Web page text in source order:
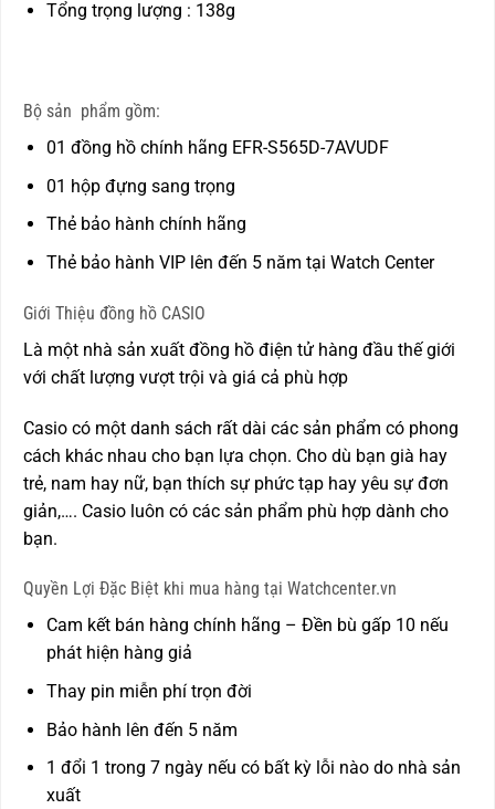
Tổng trọng lượng : 138g
Bộ sản phẩm gồm:
01 đồng hồ chính hãng EFR-S565D-7AVUDF
01 hộp đựng sang trọng
Thẻ bảo hành chính hãng
Thẻ bảo hành VIP lên đến 5 năm tại Watch Center
Giới Thiệu đồng hồ CASIO
Là một nhà sản xuất đồng hồ điện tử hàng đầu thế giới
với chất lượng vượt trội và giá cả phù hợp
Casio có một danh sách rất dài các sản phẩm có phong
cách khác nhau cho bạn lựa chọn. Cho dù bạn già hay
trẻ, nam hay nữ, bạn thích sự phức tạp hay yêu sự đơn
giản,…. Casio luôn có các sản phẩm phù hợp dành cho
bạn.
Quyền Lợi Đặc Biệt khi mua hàng tại Watchcenter.vn
Cam kết bán hàng chính hãng – Đền bù gấp 10 nếu
phát hiện hàng giả
Thay pin miễn phí trọn đời
Bảo hành lên đến 5 năm
1 đổi 1 trong 7 ngày nếu có bất kỳ lỗi nào do nhà sản
xuất